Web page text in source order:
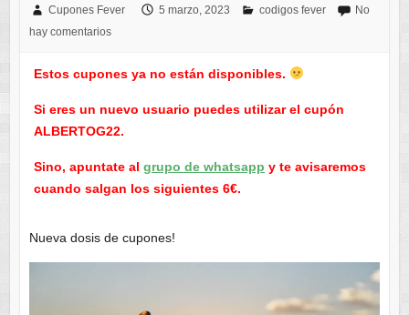
Cupones Fever 5 marzo, 2023 codigos fever
No
hay comentarios
Estos cupones ya no están disponibles.
Si eres un nuevo usuario puedes utilizar el cupón
ALBERTOG22.
Sino, apuntate al grupo de whatsapp y te avisaremos
cuando salgan los siguientes 6€.
Nueva dosis de cupones!